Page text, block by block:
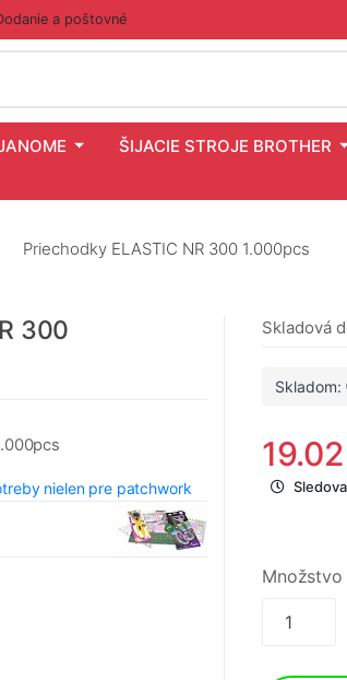
a poštovné
ŠIJACIE STROJE BROTHER
Priechodky ELASTIC NR 300 1.000pcs
300
nielen pre patchwork
Skladová
Skladom:
Množstvo